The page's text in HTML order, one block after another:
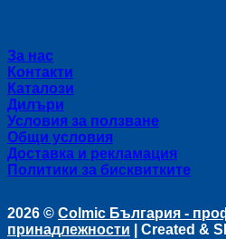
За нас
Контакти
Каталози
Дилъри
Условия за ползване
Общи условия
Доставка и рекламация
Политики за бисквитките
2026 © Colmic България -
принадлежности | Created &